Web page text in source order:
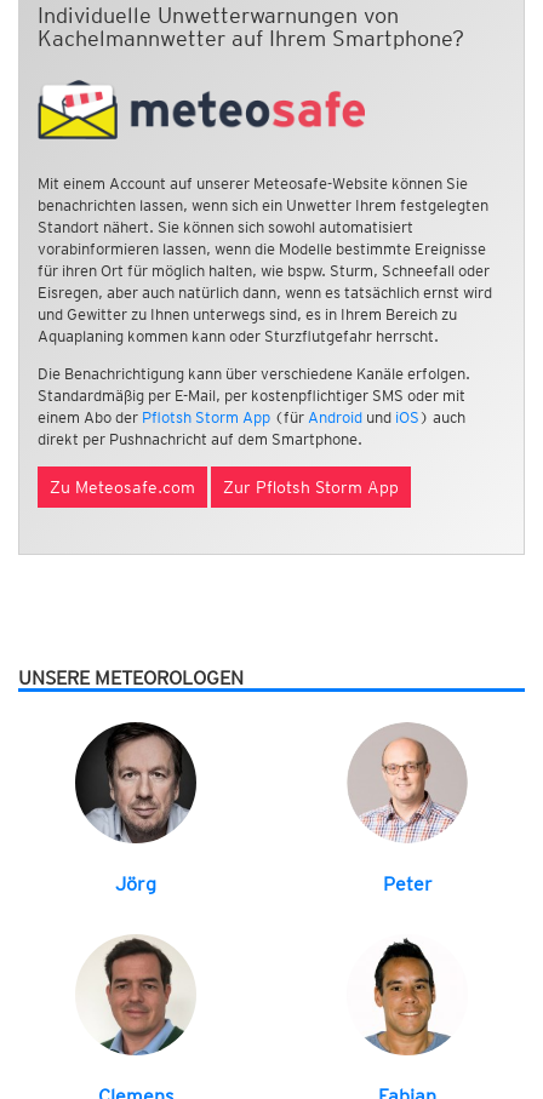
Individuelle Unwetterwarnungen von
Kachelmannwetter auf Ihrem Smartphone?
Mit einem Account auf unserer Meteosafe-Website können Sie
benachrichten lassen, wenn sich ein Unwetter Ihrem festgelegten
Standort nähert. Sie können sich sowohl automatisiert
vorabinformieren lassen, wenn die Modelle bestimmte Ereignisse
für ihren Ort für möglich halten, wie bspw. Sturm, Schneefall oder
Eisregen, aber auch natürlich dann, wenn es tatsächlich ernst wird
und Gewitter zu Ihnen unterwegs sind, es in Ihrem Bereich zu
Aquaplaning kommen kann oder Sturzflutgefahr herrscht.
Die Benachrichtigung kann über verschiedene Kanäle erfolgen.
Standardmäßig per E-Mail, per kostenpflichtiger SMS oder mit
einem Abo der Pflotsh Storm App (für Android und iOS ) auch
direkt per Pushnachricht auf dem Smartphone.
Zu Meteosafe.com Zur Pflotsh Storm App
UNSERE METEOROLOGEN
Jörg Peter